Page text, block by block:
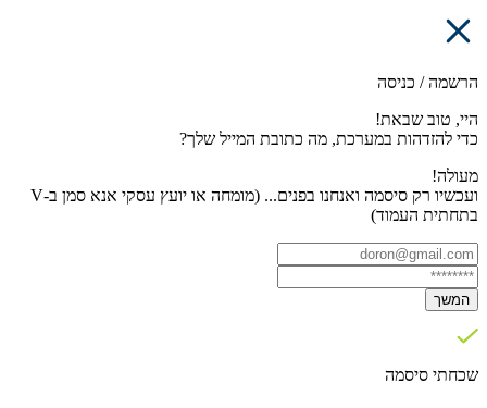
הרשמה / כניסה
היי, טוב שבאת!
כדי להזדהות במערכת, מה כתובת המייל שלך?
מעולה!
ועכשיו רק סיסמה ואנחנו בפנים... (מומחה או יועץ עסקי אנא סמן ב-V
בתחתית העמוד)
המשך
שכחתי סיסמה